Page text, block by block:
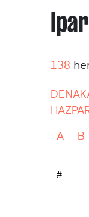
138
DENAK
A B
#